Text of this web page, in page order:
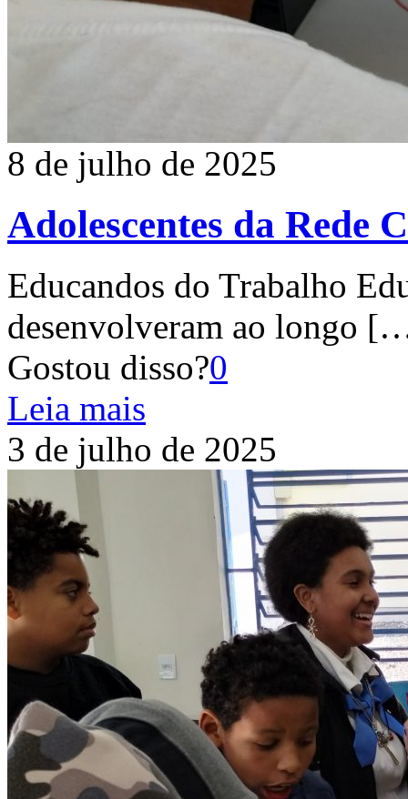
8 de julho de 2025
Adolescentes da
Educandos do Trabalho
desenvolveram ao longo
Gostou disso?0
Leia mais
3 de julho de 2025